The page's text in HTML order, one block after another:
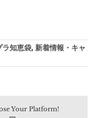
ラ知恵袋, 新着情報・キャ
Your Platform!